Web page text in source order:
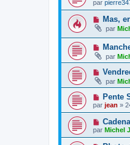
par
Mas,
par
par
par
Pente
par jean »
par Michel